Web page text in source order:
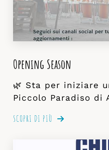
Opening Season
🌿 Sta per iniziare
Piccolo Paradiso di
SCOPRI DI PIÙ